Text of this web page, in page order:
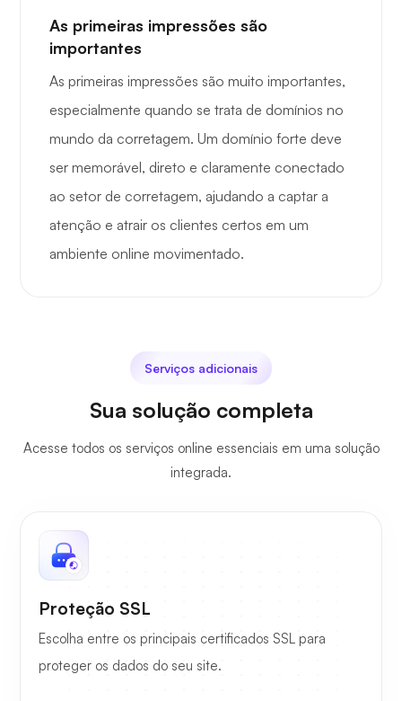
As primeiras impressões são
importantes
As primeiras impressões são muito importantes,
especialmente quando se trata de domínios no
mundo da corretagem. Um domínio forte deve
ser memorável, direto e claramente conectado
ao setor de corretagem, ajudando a captar a
atenção e atrair os clientes certos em um
ambiente online movimentado.
Serviços adicionais
Sua solução completa
Acesse todos os serviços online essenciais em uma solução
integrada.
Proteção SSL
Escolha entre os principais certificados SSL para
proteger os dados do seu site.